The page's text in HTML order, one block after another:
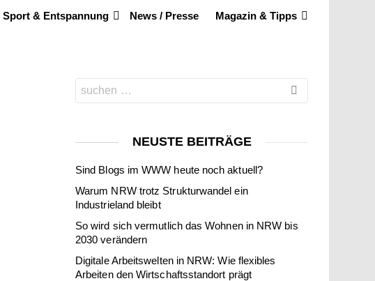
Sport & Entspannung News / Presse Magazin & Tipps
Search
for:
NEUSTE BEITRÄGE
Sind Blogs im WWW heute noch aktuell?
Warum NRW trotz Strukturwandel ein
Industrieland bleibt
So wird sich vermutlich das Wohnen in NRW bis
2030 verändern
Digitale Arbeitswelten in NRW: Wie flexibles
Arbeiten den Wirtschaftsstandort prägt